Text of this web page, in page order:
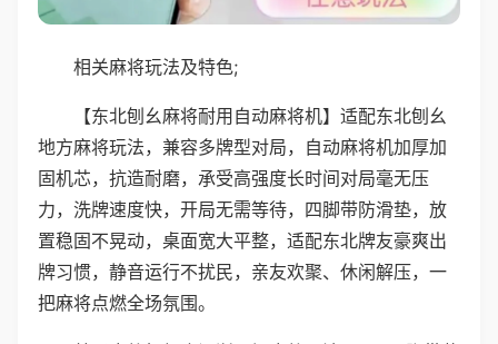
相关麻将玩法及特色;
【东北刨幺麻将耐用自动麻将机】适配东北刨幺
地方麻将玩法，兼容多牌型对局，自动麻将机加厚加
固机芯，抗造耐磨，承受高强度长时间对局毫无压
力，洗牌速度快，开局无需等待，四脚带防滑垫，放
置稳固不晃动，桌面宽大平整，适配东北牌友豪爽出
牌习惯，静音运行不扰民，亲友欢聚、休闲解压，一
把麻将点燃全场氛围。